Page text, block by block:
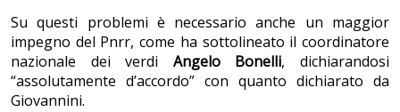
Su questi problemi è necessario anche un maggior
impegno del Pnrr, come ha sottolineato il coordinatore
nazionale dei verdi Angelo Bonelli, dichiarandosi
“assolutamente d’accordo” con quanto dichiarato da
Giovannini.